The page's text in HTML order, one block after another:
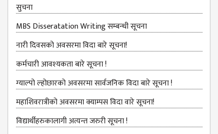
B.ED THIRD YEAR
B.ED FOURTH YEAR
ONE YEAR B.ED
EDUCATION(M.ED)
M.ED FIRST
SEMESTERS
M.ED SECOND
SEMESTERS
सुचना
MBS Disseratation Writing सम्बन्‍धी सूचना
नारी दिवसको अवसरमा विदा बारे सूचना!
कर्मचारी आवश्‍यकता बारे सूचना !
ग्‍याल्‍पो ल्‍होछारको अवसरमा सार्वजनिक विदा बारे सूचना !
महाशिवरात्रीको अवसरमा क्याम्पस विदा वारे सूचना!
विद्यार्थीहरुकालागी अत्यन्त जरुरी सूचना !